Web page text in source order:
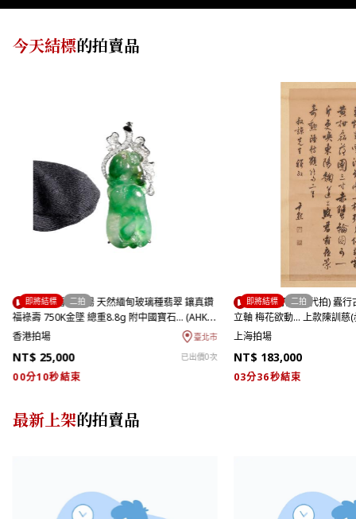
今天結標的拍賣品
即將結標 二拍
(二拍)香港拍場 天然緬甸玻璃種翡翠 鑲真鑽
福祿壽 750K金墜 總重8.8g 附中國寶石… (AHK-
1517)JK
香港拍場 臺北市
NT$ 25,000 已出價0次
00分09秒結束
即將結標 二拍
(二拍)(孔夫子代拍) 蠹
立軸 梅花欲動... 上款陳訓慈
件) (ASH-WARO03J)LM
上海拍場
NT$ 183,000
03分35秒結束
最新上架的拍賣品